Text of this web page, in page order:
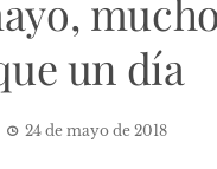
un día
24 de mayo de 2018